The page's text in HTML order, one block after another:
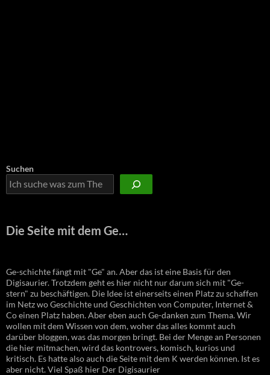
Suchen
Die Seite mit dem Ge…
Ge-schichte fängt mit "Ge" an. Aber das ist eine Basis für den
Digisaurier. Trotzdem geht es hier nicht nur darum sich mit "Ge-
stern" zu beschäftigen. Die Idee ist einerseits einen Platz zu schaffen
im Netz wo Geschichte und Geschichten von Computer, Internet &
Co einen Platz haben. Aber eben auch Ge-danken zum Thema. Wir
wollen mit dem Wissen von dem, woher das alles kommt auch
darüber bloggen, was das morgen bringt. Bei der Menge an Personen
die hier mitmachen, wird das kontrovers, komisch, kurios und
kritisch. Es hatte also auch die Seite mit dem K werden können. Ist es
aber nicht. Viel Spaß hier Der Digisaurier